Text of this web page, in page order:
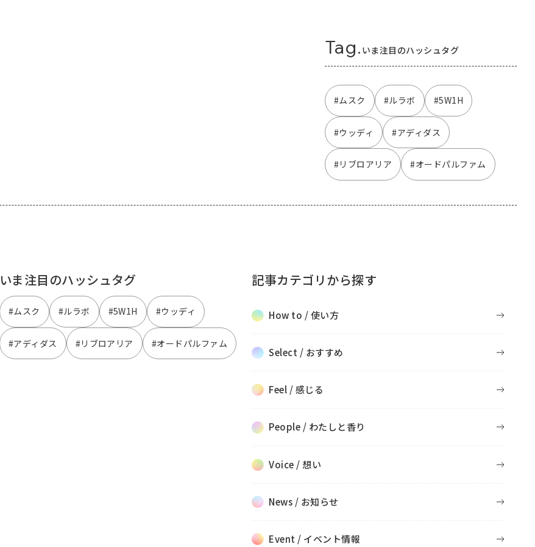
Tag. いま注目のハッシュタグ
#ムスク #ルラボ #5W1H
#ウッディ #アディダス
#リブロアリア #オードパルファム
いま注目のハッシュタグ
#ムスク #ルラボ #5W1H #ウッディ
#アディダス #リブロアリア #オードパルファム
記事カテゴリから探す
How to / 使い方
Select / おすすめ
Feel / 感じる
People / わたしと香り
Voice / 想い
News / お知らせ
Event / イベント情報